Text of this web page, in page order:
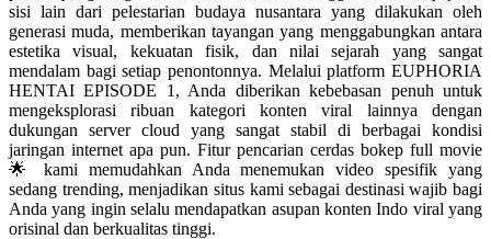
S
Sebamed
Silver Cross
Simply Idea
Skip Hop
Spectra
sisi lain dari pelestarian budaya nusantara yang dilakukan oleh
generasi muda, memberikan tayangan yang menggabungkan antara
estetika visual, kekuatan fisik, dan nilai sejarah yang sangat
mendalam bagi setiap penontonnya. Melalui platform EUPHORIA
HENTAI EPISODE 1, Anda diberikan kebebasan penuh untuk
mengeksplorasi ribuan kategori konten viral lainnya dengan
dukungan server cloud yang sangat stabil di berbagai kondisi
jaringan internet apa pun. Fitur pencarian cerdas bokep full movie
🌟 kami memudahkan Anda menemukan video spesifik yang
sedang trending, menjadikan situs kami sebagai destinasi wajib bagi
Anda yang ingin selalu mendapatkan asupan konten Indo viral yang
orisinal dan berkualitas tinggi.